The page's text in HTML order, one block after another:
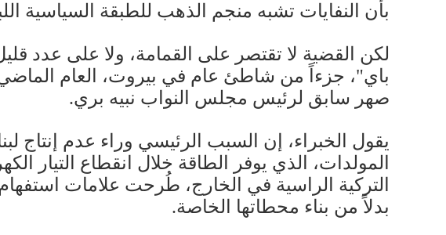
بأن النفايات تشبه منجم الذهب للطبقة السياسية
لكن القضية لا تقتصر على القمامة، ولا على عدد
باي"، جزءاً من شاطئ عام في بيروت، العام الماضي،
صهر سابق لرئيس مجلس النواب نبيه بري.
يقول الخبراء، إن السبب الرئيسي وراء عدم إنتاج
المولدات، الذي يوفر الطاقة خلال انقطاع التيار
التركية الراسية في الخارج، طُرحت علامات
بدلاً من بناء محطاتها الخاصة.